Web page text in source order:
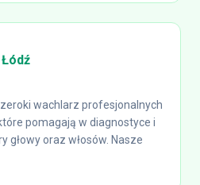
wachlarz profesjonalnych
pomagają w diagnostyce i
głowy oraz włosów. Nasze